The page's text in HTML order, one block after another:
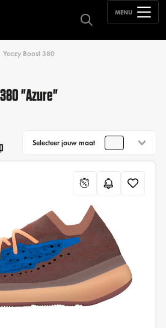
MENU
Yeezy Boost 380
"Azure"
Selecteer jouw maat